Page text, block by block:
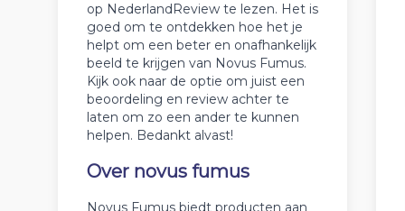
op NederlandReview te lezen. Het is
goed om te ontdekken hoe het je
helpt om een beter en onafhankelijk
beeld te krijgen van Novus Fumus.
Kijk ook naar de optie om juist een
beoordeling en review achter te
laten om zo een ander te kunnen
helpen. Bedankt alvast!
Over novus fumus
Novus Fumus biedt producten aan